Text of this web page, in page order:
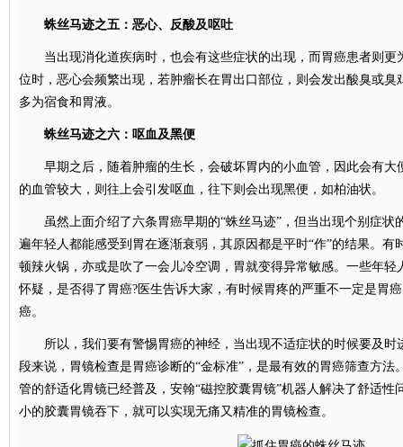
蛛丝马迹之五：恶心、反酸及呕吐
当出现消化道疾病时，也会有这些症状的出现，而胃癌患者则更
位时，恶心会频繁出现，若肿瘤长在胃出口部位，则会发出酸臭或臭
多为宿食和胃液。
蛛丝马迹之六：呕血及黑便
早期之后，随着肿瘤的生长，会破坏胃内的小血管，因此会有大
的血管较大，则往上会引发呕血，往下则会出现黑便，如柏油状。
虽然上面介绍了六条胃癌早期的“蛛丝马迹”，但当出现个别症状
遍年轻人都能感受到胃在逐渐衰弱，其原因都是平时“作”的结果。有
顿辣火锅，亦或是吹了一会儿冷空调，胃就变得异常敏感。一些年轻
怀疑，是否得了胃癌?医生告诉大家，有时候胃疼的严重不一定是胃
癌。
所以，我们要有警惕胃癌的神经，当出现不适症状的时候要及时
段来说，胃镜检查是胃癌诊断的“金标准”，是最有效的胃癌筛查方法
管的舒适化胃镜已经普及，安翰“磁控胶囊胃镜”机器人解决了舒适性
小的胶囊胃镜吞下，就可以实现无痛又精准的胃镜检查。